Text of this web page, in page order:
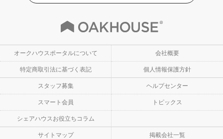
オークハウスポータルについて 会社概要
特定商取引法に基づく表記 個人情報保護方針
スタッフ募集 ヘルプセンター
スマート会員 トピックス
シェアハウスお役立ちコラム
サイトマップ 掲載会社一覧